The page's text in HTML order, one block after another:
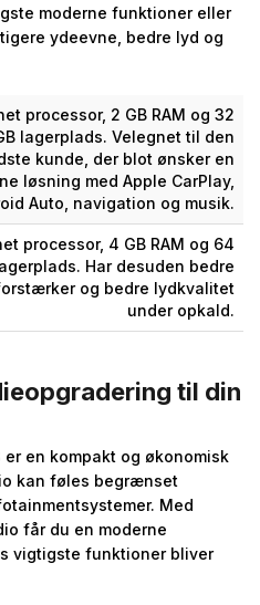
moderne funktioner eller
ydeevne, bedre lyd og
processor, 2 GB RAM og 32
lagerplads. Velegnet til den
kunde, der blot ønsker en
løsning med Apple CarPlay,
Auto, navigation og musik.
processor, 4 GB RAM og 64
Har desuden bedre
og bedre lydkvalitet
under opkald.
til din
en kompakt og økonomisk
kan føles begrænset
Med
får du en moderne
vigtigste funktioner bliver